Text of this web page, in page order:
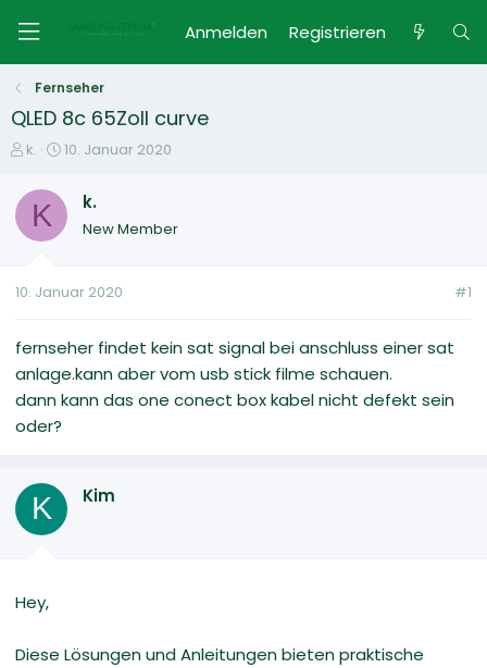
Anmelden Registrieren
Fernseher
QLED 8c 65Zoll curve
E
s
e
e
k.
E
t
e
t
m
10. Januar 2020
K k.
New Member
10. Januar 2020 #1
fernseher findet kein sat signal bei anschluss einer sat
anlage.kann aber vom usb stick filme schauen.
dann kann das one conect box kabel nicht defekt sein
oder?
K Kim
Hey,
Diese Lösungen und Anleitungen bieten praktische